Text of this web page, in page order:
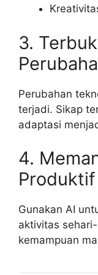
3.
Perubahan
terjadi. Sikap
adaptasi
4.
Produktif
Gunakan AI
aktivitas
kemampuan